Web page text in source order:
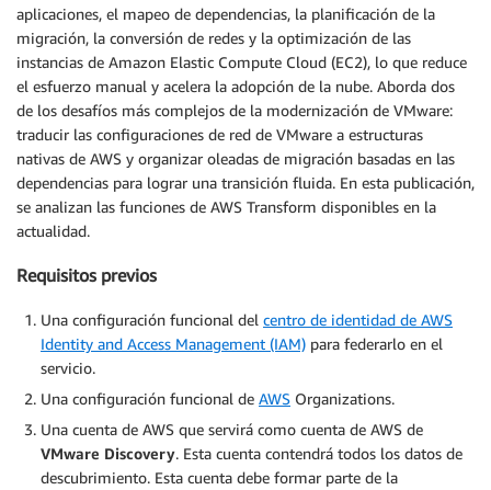
aplicaciones, el mapeo de dependencias, la planificación de la
migración, la conversión de redes y la optimización de las
instancias de Amazon Elastic Compute Cloud (EC2), lo que reduce
el esfuerzo manual y acelera la adopción de la nube. Aborda dos
de los desafíos más complejos de la modernización de VMware:
traducir las configuraciones de red de VMware a estructuras
nativas de AWS y organizar oleadas de migración basadas en las
dependencias para lograr una transición fluida. En esta publicación,
se analizan las funciones de AWS Transform disponibles en la
actualidad.
Requisitos previos
Una configuración funcional del centro de identidad de AWS
Identity and Access Management (IAM) para federarlo en el
servicio.
Una configuración funcional de AWS Organizations.
Una cuenta de AWS que servirá como cuenta de AWS de
VMware Discovery. Esta cuenta contendrá todos los datos de
descubrimiento. Esta cuenta debe formar parte de la